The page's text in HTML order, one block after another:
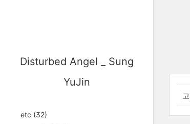
Disturbed Angel _ Sung
YuJin
etc (32)